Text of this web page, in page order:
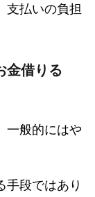
支払いの負担
金借りる
一般的にはや
手段ではあり